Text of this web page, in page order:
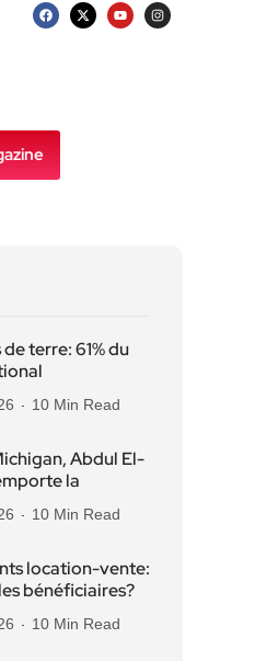
terre: 61% du
10 Min Read
Abdul El-
la
10 Min Read
location-vente:
bénéficiaires?
10 Min Read